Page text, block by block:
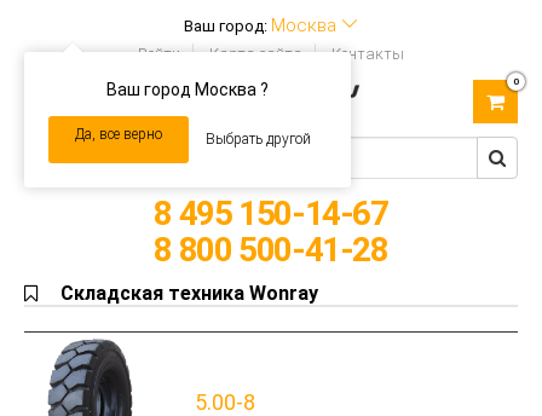
Ваш город: Москва
Ваш город Москва ?
Да, все верно Выбрать другой
Войти Карта сайта Контакты
navigation
0
8 495 150-14-67
8 800 500-41-28
Складская техника Wonray
5.00-8